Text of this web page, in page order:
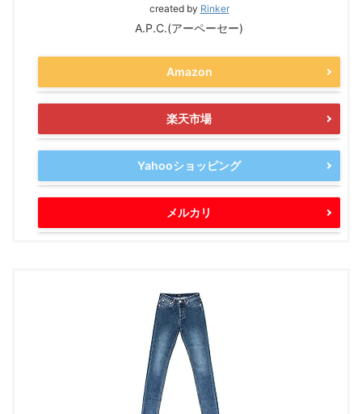
created by Rinker
A.P.C.(アーペーセー)
Amazon
楽天市場
Yahooショッピング
メルカリ